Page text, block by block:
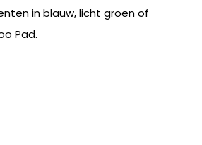
in blauw, licht groen of
Pad.